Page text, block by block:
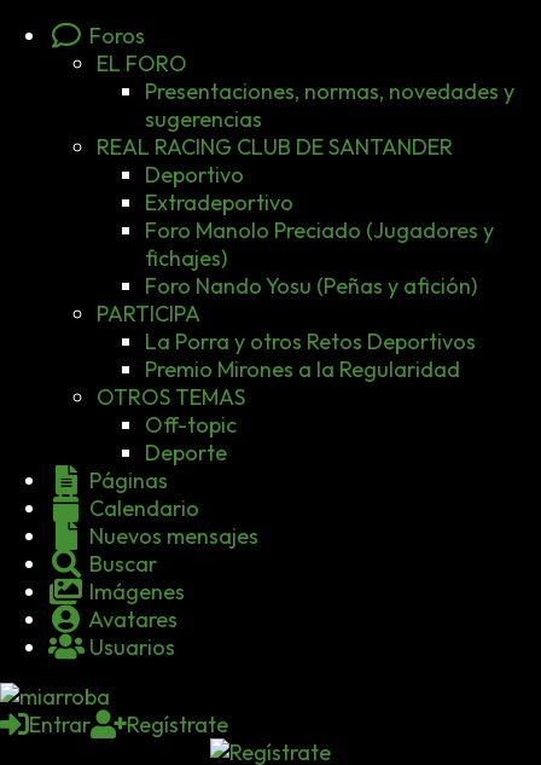
Foros
EL FORO
Presentaciones, normas, novedades y
sugerencias
REAL RACING CLUB DE SANTANDER
Deportivo
Extradeportivo
Foro Manolo Preciado (Jugadores y
fichajes)
Foro Nando Yosu (Peñas y afición)
PARTICIPA
La Porra y otros Retos Deportivos
Premio Mirones a la Regularidad
OTROS TEMAS
Off-topic
Deporte
Páginas
Calendario
Nuevos mensajes
Buscar
Imágenes
Avatares
Usuarios
Entrar Regístrate